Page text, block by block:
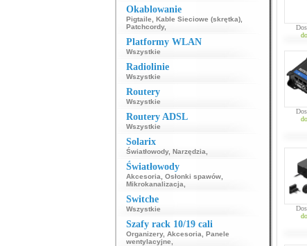
Okablowanie
Pigtaile Kable Sieciowe (skrętka),
Patchcordy,
Platformy WLAN
Wszystkie
Radiolinie
Wszystkie
Routery
Wszystkie
Routery ADSL
Wszystkie
Solarix
Światłowody, Narzędzia
Światłowody
Akcesoria Osłonki spawów,
Mikrokanalizacja
Switche
Wszystkie
Szafy rack 10/19 cali
Organizery, Akcesoria
Panele
wentylacyjne